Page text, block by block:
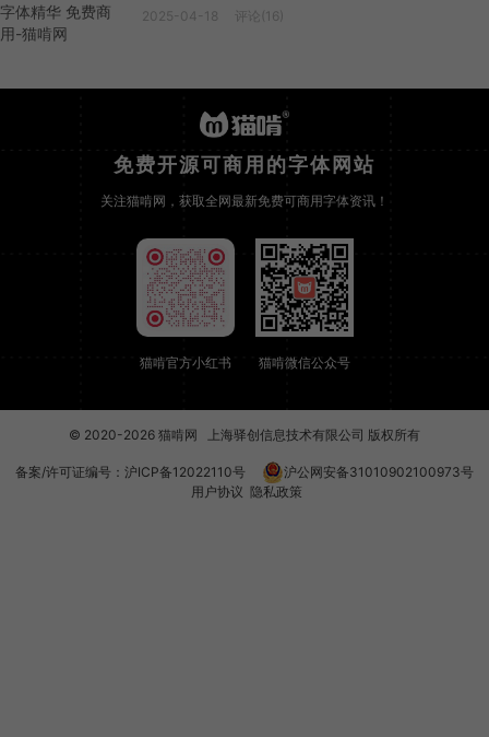
2025-04-18 评论(16)
免费开源可商用的字体网站
关注猫啃网，获取全网最新免费可商用字体资讯！
猫啃官方小红书 猫啃微信公众号
© 2020-2026 猫啃网 上海驿创信息技术有限公司 版权所有
备案/许可证编号： 沪ICP备12022110号
沪公网安备31010902100973号
用户协议 隐私政策